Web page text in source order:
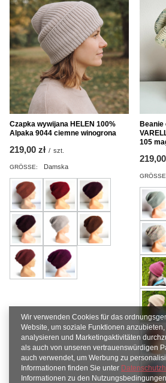
Czapka wywijana HELEN 100%
Alpaka 9044 ciemne winogrona
219,00 zł / szt.
GRÖSSE: Damska
Beanie
105
GRÖSSE:
Wir verwenden Cookies für das
Website, um soziale Funktionen
analysieren und Marketingaktivitäten
als auch von unseren vertrauenswürdigen
auch verwendet, um Werbung zu
Informationen finden Sie unter
Informationen zu den